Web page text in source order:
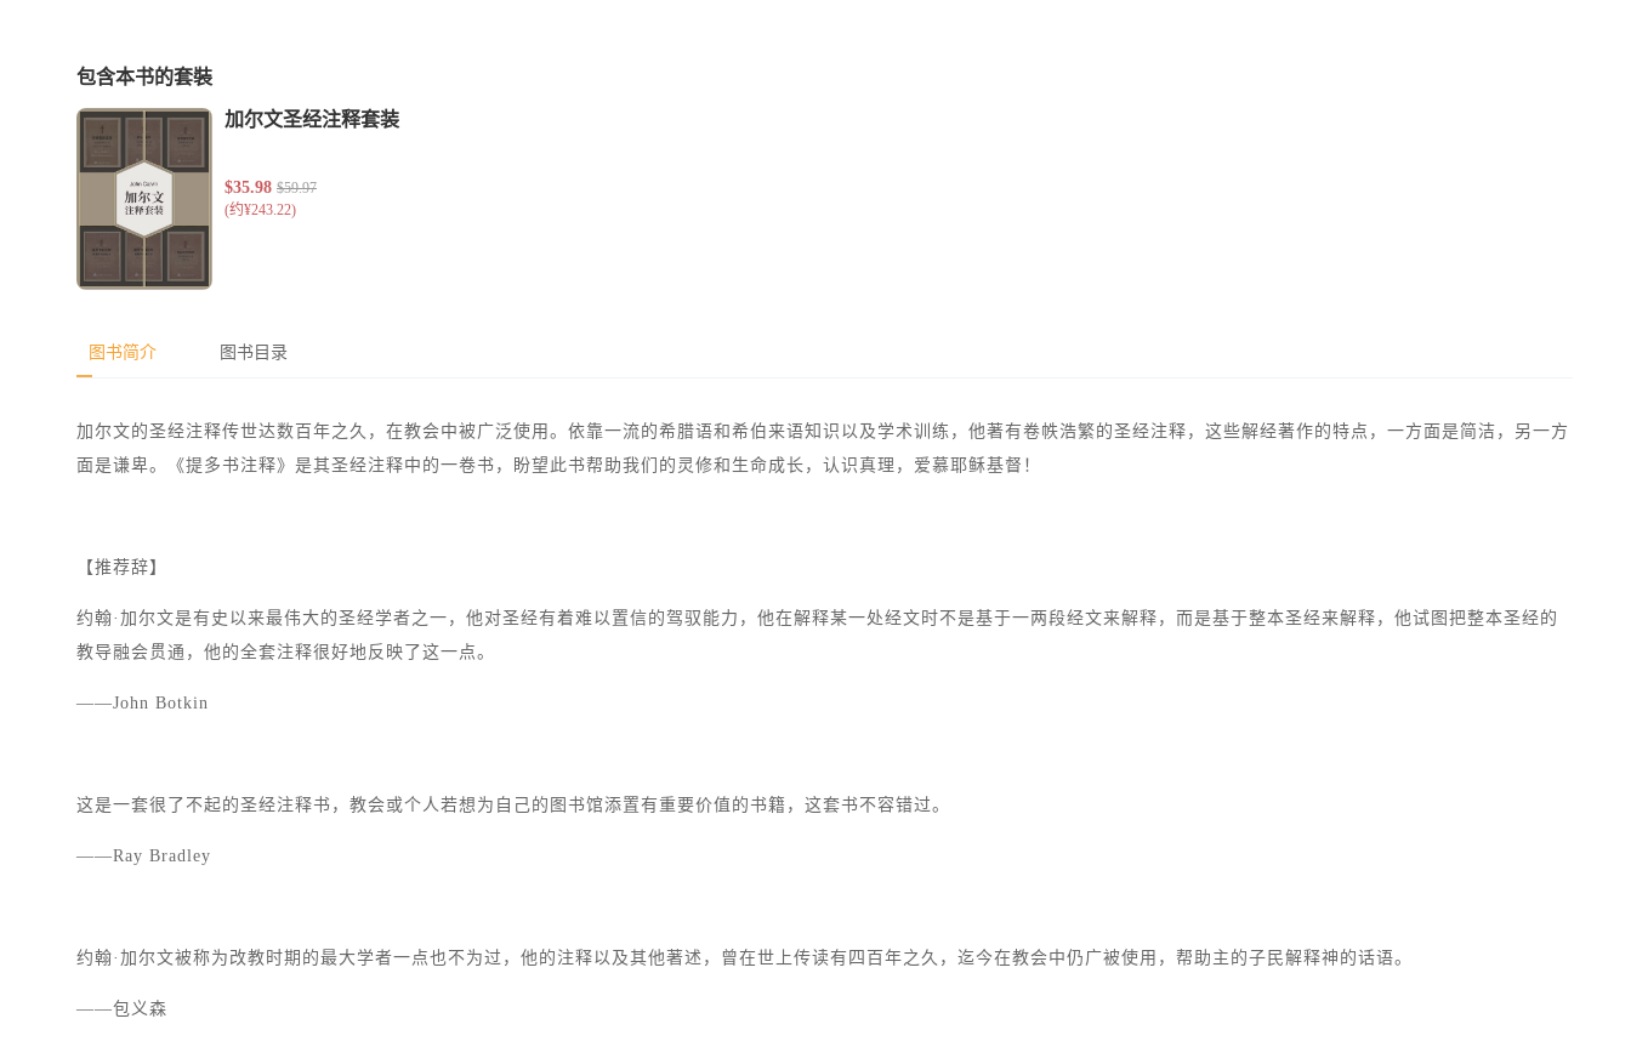
包含本书的套裝
图书简介 图书目录
加尔文的圣经注释传世达数百年之久，在教会中被广泛使用。依靠一流的希腊语和希伯来语知识以及学术训练，他著有卷帙浩繁的圣经注释，这些解经著作的特点，一方面是简洁，另一方
面是谦卑。《提多书注释》是其圣经注释中的一卷书，盼望此书帮助我们的灵修和生命成长，认识真理，爱慕耶稣基督！
【推荐辞】
约翰·加尔文是有史以来最伟大的圣经学者之一，他对圣经有着难以置信的驾驭能力，他在解释某一处经文时不是基于一两段经文来解释，而是基于整本圣经来解释，他试图把整本圣经的
教导融会贯通，他的全套注释很好地反映了这一点。
——John Botkin
这是一套很了不起的圣经注释书，教会或个人若想为自己的图书馆添置有重要价值的书籍，这套书不容错过。
——Ray Bradley
约翰·加尔文被称为改教时期的最大学者一点也不为过，他的注释以及其他著述，曾在世上传读有四百年之久，迄今在教会中仍广被使用，帮助主的子民解释神的话语。
——包义森